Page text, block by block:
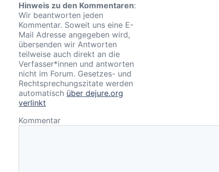
Hinweis zu den Kommentaren:
Wir beantworten jeden
Kommentar. Soweit uns eine E-
Mail Adresse angegeben wird,
übersenden wir Antworten
teilweise auch direkt an die
Verfasser*innen und antworten
nicht im Forum. Gesetzes- und
Rechtsprechungszitate werden
automatisch über dejure.org
verlinkt
Kommentar